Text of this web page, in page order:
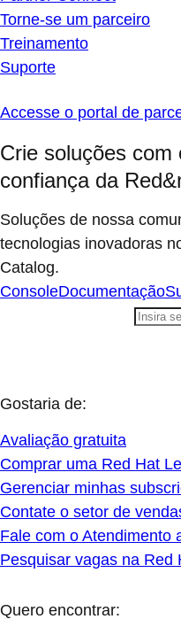
Torne-se um parceiro
Treinamento
Suporte
Accesse o portal de
Crie soluções com
confiança da
Soluções de nossa
tecnologias inovadoras
Catalog.
ConsoleDocumentação
Gostaria de:
Avaliação gratuita
Comprar uma Red Hat
Gerenciar minhas
Contate o setor de
Fale com o Atendimento
Pesquisar vagas na Red
Quero encontrar: